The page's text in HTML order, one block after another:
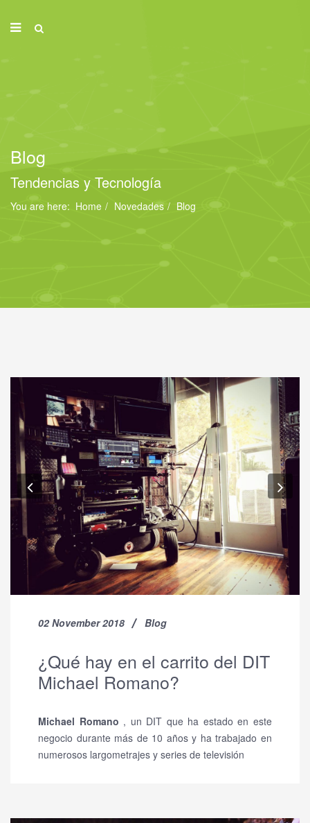
Blog
Tendencias y Tecnología
You are here: Home Novedades Blog
Previous
02 November 2018 Blog
¿Qué hay en el carrito del DIT
Michael Romano?
Michael Romano , un DIT que ha estado en este
negocio durante más de 10 años y ha trabajado en
numerosos largometrajes y series de televisión